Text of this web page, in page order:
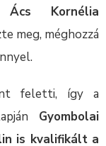
Ács Kornélia
meg, méghozzá
feletti, így a
Gyombolai
is kvalifikált a